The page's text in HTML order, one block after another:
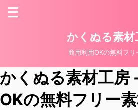
かくぬる素材
商用利用OKの無料フリ
かくぬる素材工房
OKの無料フリー